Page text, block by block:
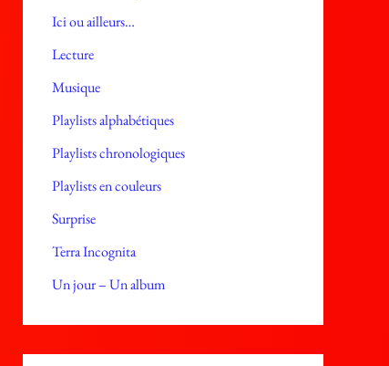
Ici ou ailleurs…
Lecture
Musique
Playlists alphabétiques
Playlists chronologiques
Playlists en couleurs
Surprise
Terra Incognita
Un jour – Un album